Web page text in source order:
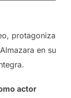
protagoniza
en su
actor